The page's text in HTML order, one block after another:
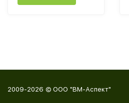
2009-2026 © ООО "ВМ-Аспект"